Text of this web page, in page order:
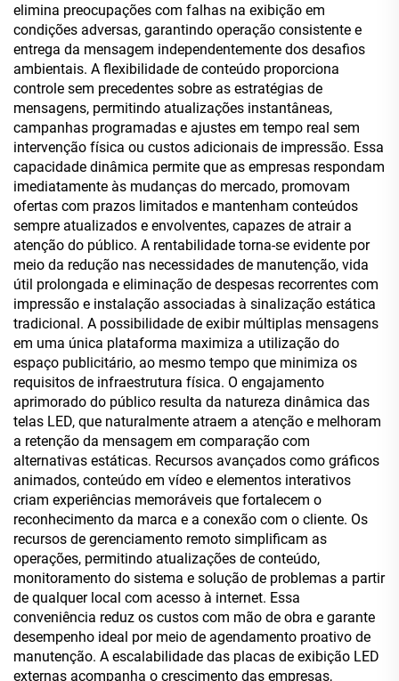
elimina preocupações com falhas na exibição em
condições adversas, garantindo operação consistente e
entrega da mensagem independentemente dos desafios
ambientais. A flexibilidade de conteúdo proporciona
controle sem precedentes sobre as estratégias de
mensagens, permitindo atualizações instantâneas,
campanhas programadas e ajustes em tempo real sem
intervenção física ou custos adicionais de impressão. Essa
capacidade dinâmica permite que as empresas respondam
imediatamente às mudanças do mercado, promovam
ofertas com prazos limitados e mantenham conteúdos
sempre atualizados e envolventes, capazes de atrair a
atenção do público. A rentabilidade torna-se evidente por
meio da redução nas necessidades de manutenção, vida
útil prolongada e eliminação de despesas recorrentes com
impressão e instalação associadas à sinalização estática
tradicional. A possibilidade de exibir múltiplas mensagens
em uma única plataforma maximiza a utilização do
espaço publicitário, ao mesmo tempo que minimiza os
requisitos de infraestrutura física. O engajamento
aprimorado do público resulta da natureza dinâmica das
telas LED, que naturalmente atraem a atenção e melhoram
a retenção da mensagem em comparação com
alternativas estáticas. Recursos avançados como gráficos
animados, conteúdo em vídeo e elementos interativos
criam experiências memoráveis que fortalecem o
reconhecimento da marca e a conexão com o cliente. Os
recursos de gerenciamento remoto simplificam as
operações, permitindo atualizações de conteúdo,
monitoramento do sistema e solução de problemas a partir
de qualquer local com acesso à internet. Essa
conveniência reduz os custos com mão de obra e garante
desempenho ideal por meio de agendamento proativo de
manutenção. A escalabilidade das placas de exibição LED
externas acompanha o crescimento das empresas,